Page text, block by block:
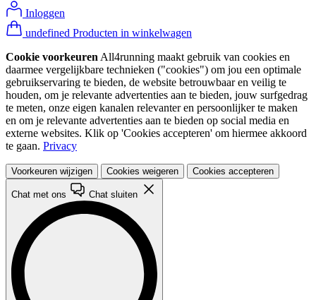
Inloggen
undefined Producten in winkelwagen
Cookie voorkeuren All4running maakt gebruik van cookies en
daarmee vergelijkbare technieken ("cookies") om jou een optimale
gebruikservaring te bieden, de website betrouwbaar en veilig te
houden, om je relevante advertenties aan te bieden, jouw surfgedrag
te meten, onze eigen kanalen relevanter en persoonlijker te maken
en om je relevante advertenties aan te bieden op social media en
externe websites. Klik op 'Cookies accepteren' om hiermee akkoord
te gaan. Privacy
Voorkeuren wijzigen Cookies weigeren Cookies accepteren
Chat met ons Chat sluiten